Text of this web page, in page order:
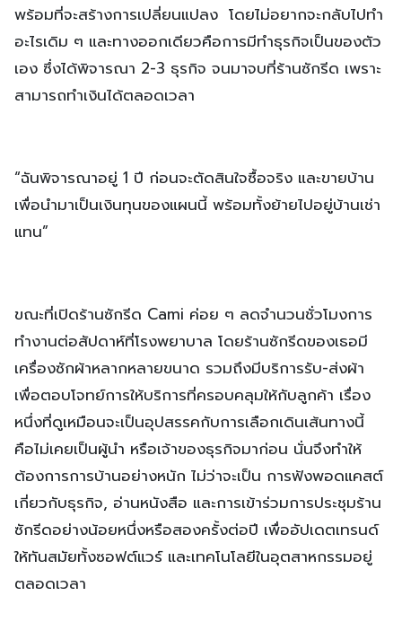
พร้อมที่จะสร้างการเปลี่ยนแปลง โดยไม่อยากจะกลับไปทำ
อะไรเดิม ๆ และทางออกเดียวคือการมีทำธุรกิจเป็นของตัว
เอง ซึ่งได้พิจารณา 2-3 ธุรกิจ จนมาจบที่ร้านซักรีด เพราะ
สามารถทำเงินได้ตลอดเวลา
“ฉันพิจารณาอยู่ 1 ปี ก่อนจะตัดสินใจซื้อจริง และขายบ้าน
เพื่อนำมาเป็นเงินทุนของแผนนี้ พร้อมทั้งย้ายไปอยู่บ้านเช่า
แทน”
ขณะที่เปิดร้านซักรีด Cami ค่อย ๆ ลดจำนวนชั่วโมงการ
ทำงานต่อสัปดาห์ที่โรงพยาบาล โดยร้านซักรีดของเธอมี
เครื่องซักผ้าหลากหลายขนาด รวมถึงมีบริการรับ-ส่งผ้า
เพื่อตอบโจทย์การให้บริการที่ครอบคลุมให้กับลูกค้า เรื่อง
หนึ่งที่ดูเหมือนจะเป็นอุปสรรคกับการเลือกเดินเส้นทางนี้
คือไม่เคยเป็นผู้นำ หรือเจ้าของธุรกิจมาก่อน นั่นจึงทำให้
ต้องการการบ้านอย่างหนัก ไม่ว่าจะเป็น การฟังพอดแคสต์
เกี่ยวกับธุรกิจ, อ่านหนังสือ และการเข้าร่วมการประชุมร้าน
ซักรีดอย่างน้อยหนึ่งหรือสองครั้งต่อปี เพื่ออัปเดตเทรนด์
ให้ทันสมัยทั้งซอฟต์แวร์ และเทคโนโลยีในอุตสาหกรรมอยู่
ตลอดเวลา